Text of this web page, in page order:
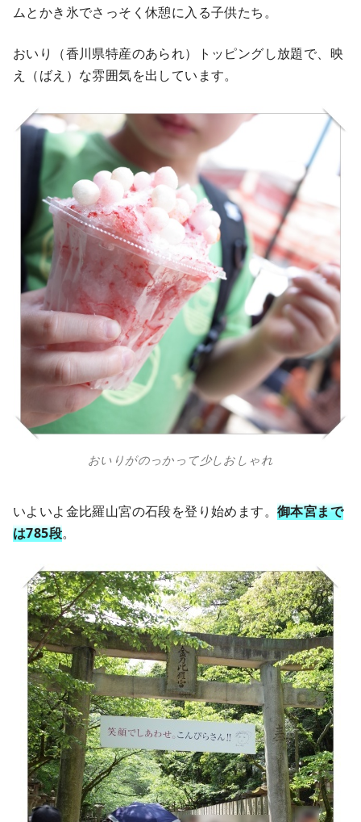
ムとかき氷でさっそく休憩に入る子供たち。
おいり（香川県特産のあられ）トッピングし放題で、映
え（ばえ）な雰囲気を出しています。
おいりがのっかって少しおしゃれ
いよいよ金比羅山宮の石段を登り始めます。 御本宮まで
は785段。